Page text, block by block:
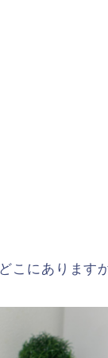
こにあります